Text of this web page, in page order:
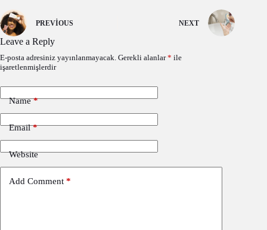
PREVIOUS NEXT
Leave a Reply
E-posta adresiniz yayınlanmayacak. Gerekli alanlar* ile
işaretlenmişlerdir
Name*
Email*
Website
Add Comment *